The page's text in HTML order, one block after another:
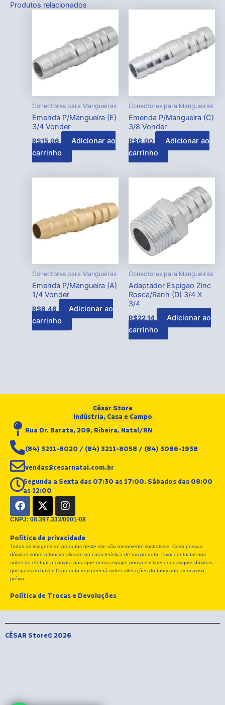
Produtos relacionados
Conectores para Mangueiras
Emenda P/Mangueira (E)
3/4 Vonder
R$15,06
Adicionar ao
carrinho
Conectores para Mangueiras
Emenda P/Mangueira (C)
3/8 Vonder
R$6,00
Adicionar ao
carrinho
Conectores para Mangueiras
Emenda P/Mangueira (A)
1/4 Vonder
R$6,46
Adicionar ao
carrinho
Conectores para Mangueiras
Adaptador Espigao Zinc
Rosca/Ranh (D) 3/4 X
3/4
R$22,14
Adicionar ao
carrinho
César Store
Indústria, Casa e Campo
Rua Dr. Barata, 209, Ribeira, Natal/RN
(84) 3211-8020 / (84) 3211-8058 / (84) 3086-1938
vendas@cesarnatal.com.br
Segunda a Sexta das 07:30 as 17:00. Sábados das 08:00
as 12:00
F
a
c
b
o
o
k
X
-
t
i
t
t
e
I
n
s
a
g
r
a
CNPJ: 08.397.333/0001-08
Política de privacidade
Todas as imagens de produtos neste site são meramente ilustrativas. Caso possua
dúvidas sobre a funcionalidade ou característica de um produto, favor contactar-nos
antes de efetuar a compra para que nossa equipe possa esclarecer quaisquer dúvidas
que possam haver. O produto real poderá sofrer alterações do fabricante sem aviso
prévio
Política de Trocas e Devoluções
CÉSAR Store® 2026